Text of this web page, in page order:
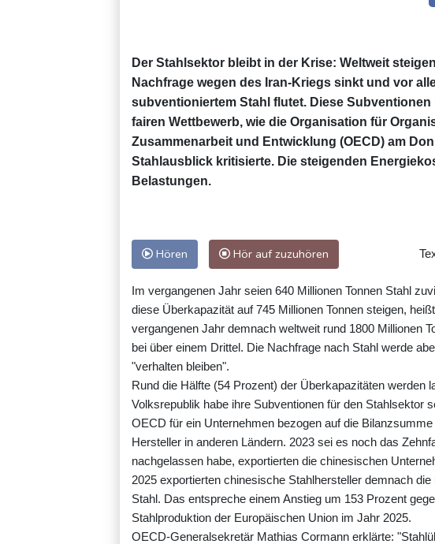
Der Stahlsektor bleibt in der Krise: Weltweit
Nachfrage wegen des Iran-Kriegs sinkt und vor
subventioniertem Stahl flutet. Diese
fairen Wettbewerb, wie die Organisation für
Zusammenarbeit und Entwicklung (OECD) am
Stahlausblick kritisierte. Die steigenden
Belastungen.
Hören Hör auf zuzuhören
Im vergangenen Jahr seien 640 Millionen Tonnen Stahl
diese Überkapazität auf 745 Millionen Tonnen steigen,
vergangenen Jahr demnach weltweit rund 1800 Millionen
bei über einem Drittel. Die Nachfrage nach Stahl werde
"verhalten bleiben".
Rund die Hälfte (54 Prozent) der Überkapazitäten werden
Volksrepublik habe ihre Subventionen für den Stahlsektor
OECD für ein Unternehmen bezogen auf die
Hersteller in anderen Ländern. 2023 sei es noch das
nachgelassen habe, exportierten die chinesischen
2025 exportierten chinesische Stahlhersteller demnach
Stahl. Das entspreche einem Anstieg um 153 Prozent
Stahlproduktion der Europäischen Union im Jahr 2025.
OECD-Generalsekretär Mathias Cormann erklärte: